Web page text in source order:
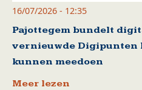
16/07/2026 - 12:35
Pajottegem bundelt
vernieuwde Digipunten
kunnen meedoen
Meer lezen